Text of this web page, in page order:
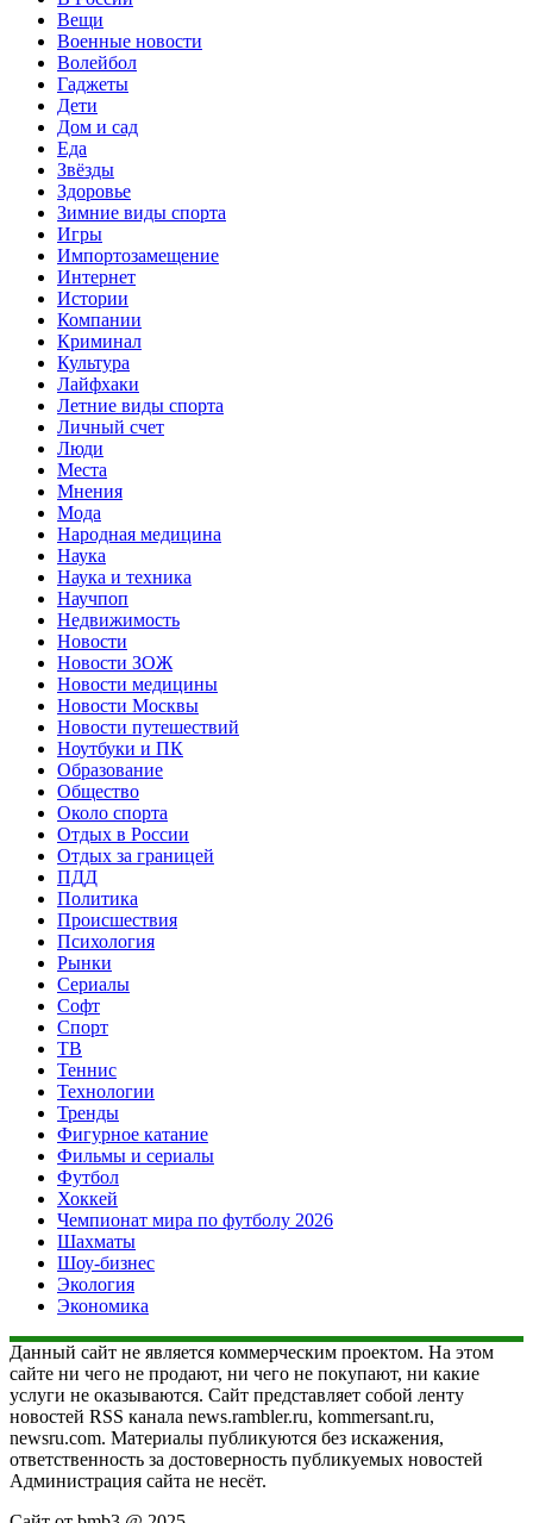
Вещи
Военные новости
Волейбол
Гаджеты
Дети
Дом и сад
Еда
Звёзды
Здоровье
Зимние виды спорта
Игры
Импортозамещение
Интернет
Истории
Компании
Криминал
Культура
Лайфхаки
Летние виды спорта
Личный счет
Люди
Места
Мнения
Мода
Народная медицина
Наука
Наука и техника
Научпоп
Недвижимость
Новости
Новости ЗОЖ
Новости медицины
Новости Москвы
Новости путешествий
Ноутбуки и ПК
Образование
Общество
Около спорта
Отдых в России
Отдых за границей
ПДД
Политика
Происшествия
Психология
Рынки
Сериалы
Софт
Спорт
ТВ
Теннис
Технологии
Тренды
Фигурное катание
Фильмы и сериалы
Футбол
Хоккей
Чемпионат мира по футболу 2026
Шахматы
Шоу-бизнес
Экология
Экономика
Данный сайт не является коммерческим проектом. На этом
сайте ни чего не продают, ни чего не покупают, ни какие
услуги не оказываются. Сайт представляет собой ленту
новостей RSS канала news.rambler.ru, kommersant.ru,
newsru.com. Материалы публикуются без искажения,
ответственность за достоверность публикуемых новостей
Администрация сайта не несёт.